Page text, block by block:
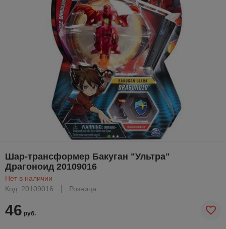
Шар-трансформер Бакуган "Ультра"
Драгоноид 20109016
Нет в наличии
Код: 20109016
Розница
46 руб.